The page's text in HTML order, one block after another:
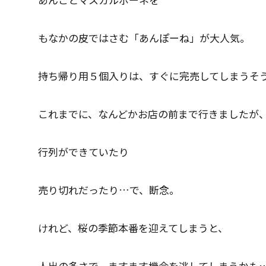
もなかの皮ではさむ「あんぽーね」が大人気。
持ち帰り用５個入りは、すぐに完売してしまうそう
これまでに、なんどかお店の前まで行きましたが、
行列ができていたり
売り切れだったり…で、断念。
けれど、桜の季節本番を迎えてしまうと、